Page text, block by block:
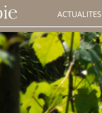
ACTUALITES